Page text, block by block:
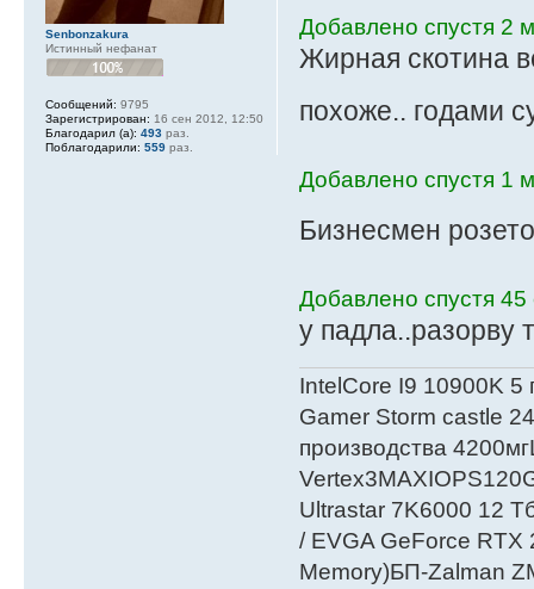
Добавлено спустя 2
Жирная скотина
похоже.. годами
Добавлено спустя 1
Бизнесмен
Добавлено спустя 45
у падла..разорву
IntelСore I9 10900K 5
Gamer Storm castle
производства
Ultrastar 7K6000 12
/ EVGA GeForce RTX
Мemory)БП-Zalman
Senbonzakura
Истинный нефанат
Сообщений: 9795
Зарегистрирован: 16 сен 2012, 12:50
Благодарил (а): 493 раз.
Поблагодарили: 559 раз.